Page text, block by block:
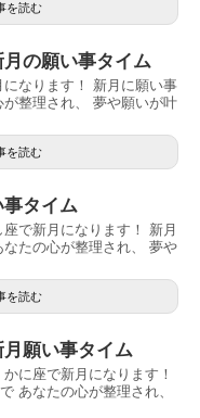
を読む
の願い事タイム
なります！ 新月に願い事
整理され、 夢や願いが叶
を読む
事タイム
で新月になります！ 新月
たの心が整理され、 夢や
を読む
願い事タイム
に座で新月になります！
あなたの心が整理され、